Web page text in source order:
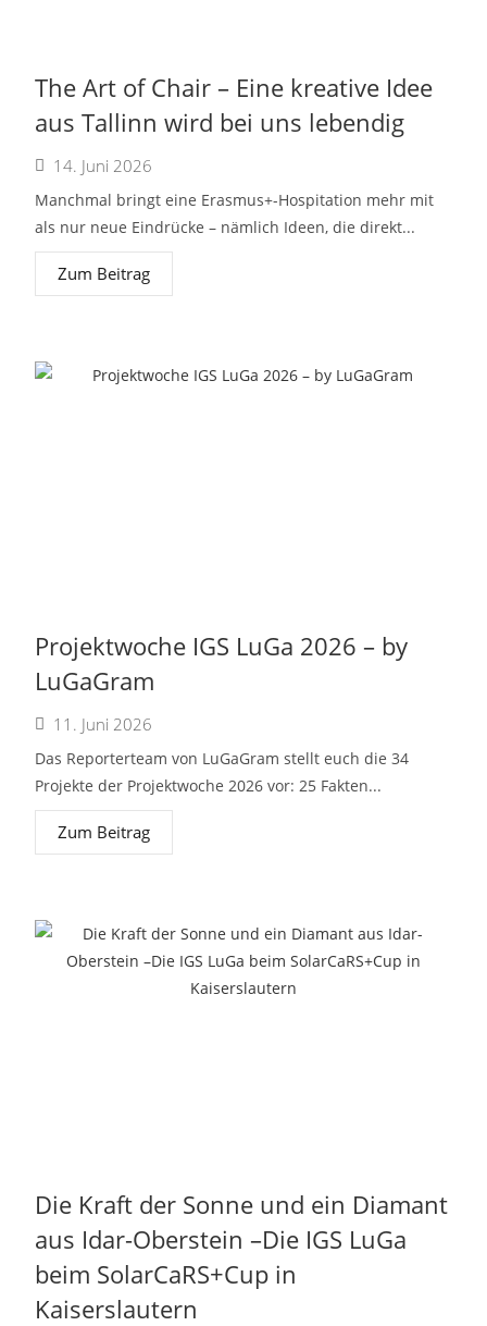
The Art of Chair – Eine kreative Idee
aus Tallinn wird bei uns lebendig
14. Juni 2026
Manchmal bringt eine Erasmus+-Hospitation mehr mit
als nur neue Eindrücke – nämlich Ideen, die direkt...
Zum Beitrag
Projektwoche IGS LuGa 2026 – by
LuGaGram
11. Juni 2026
Das Reporterteam von LuGaGram stellt euch die 34
Projekte der Projektwoche 2026 vor: 25 Fakten...
Zum Beitrag
Die Kraft der Sonne und ein Diamant
aus Idar-Oberstein –Die IGS LuGa
beim SolarCaRS+Cup in
Kaiserslautern